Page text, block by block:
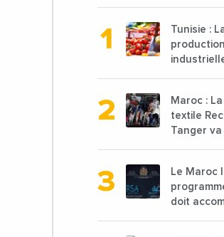
Tunisie :
baisse de
Maroc :
textile
Tanger
traiter les
textiles
Le Maroc
doit